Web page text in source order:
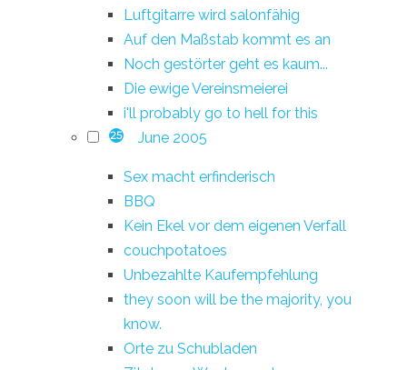
Luftgitarre wird salonfähig
Auf den Maßstab kommt es an
Noch gestörter geht es kaum...
Die ewige Vereinsmeierei
i'll probably go to hell for this
25 June 2005
Sex macht erfinderisch
BBQ
Kein Ekel vor dem eigenen Verfall
couchpotatoes
Unbezahlte Kaufempfehlung
they soon will be the majority, you
know.
Orte zu Schubladen